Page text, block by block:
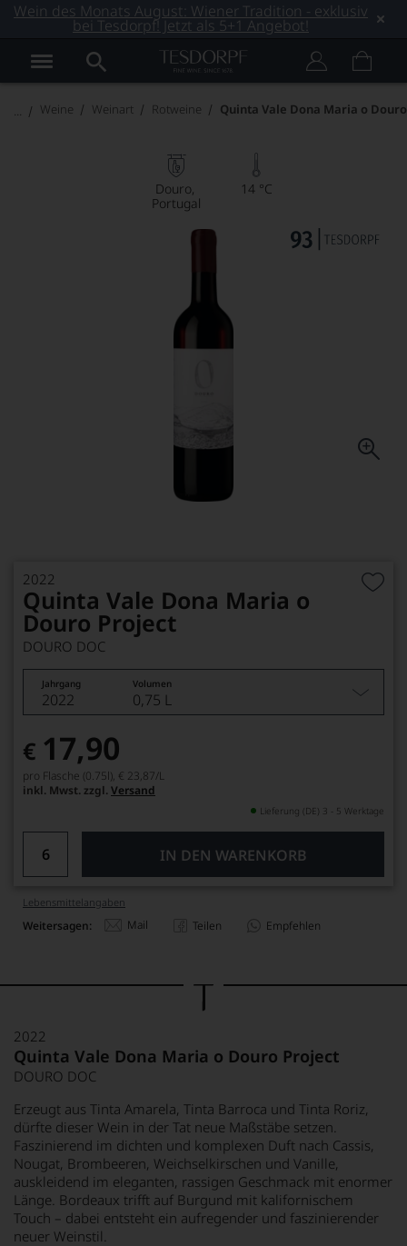
Wein des Monats August: Wiener Tradition - exklusiv
bei Tesdorpf! Jetzt als 5+1 Angebot!
Weine Weinart Rotweine Quinta Vale Dona Maria o
Douro
Portugal
14 °C
2022
Quinta Vale Dona Maria o
Douro Project
DOURO DOC
Jahrgang Volumen
2022 0,75 L
€ 17,90
pro Flasche (0.75l), € 23,87/L
inkl. Mwst. zzgl. Versand
Lieferung (DE) 3 - 5 Werktage
IN DEN WARENKORB
Lebensmittel­angaben
Weitersagen: Mail Teilen Empfehlen
2022
Quinta Vale Dona Maria o Douro Project
DOURO DOC
Erzeugt aus Tinta Amarela, Tinta Barroca und Tinta Roriz,
dürfte dieser Wein in der Tat neue Maßstäbe setzen.
Faszinierend im dichten und komplexen Duft nach Cassis,
Nougat, Brombeeren, Weichselkirschen und Vanille,
auskleidend im eleganten, rassigen Geschmack mit enormer
Länge. Bordeaux trifft auf Burgund mit kalifornischem
Touch – dabei entsteht ein aufregender und faszinierender
neuer Weinstil.